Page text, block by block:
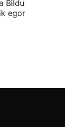
Bilduko
egongo